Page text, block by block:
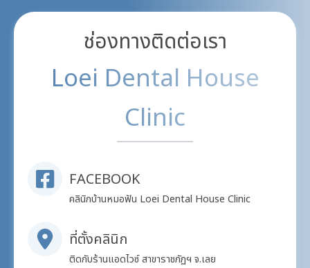
ช่องทางติดต่อเรา
Loei Dental House
Clinic
FACEBOOK
คลินิกบ้านหมอฟัน Loei Dental House Clinic
ที่ตั้งคลินิก
ติดกับร้านแอดไวซ์ สาขาราชภัฏฯ จ.เลย